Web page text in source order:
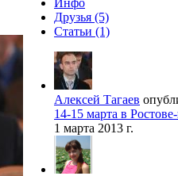
Инфо
Друзья (5)
Статьи (1)
Алексей Тагаев
14-15 марта в
1 марта 2013 г.